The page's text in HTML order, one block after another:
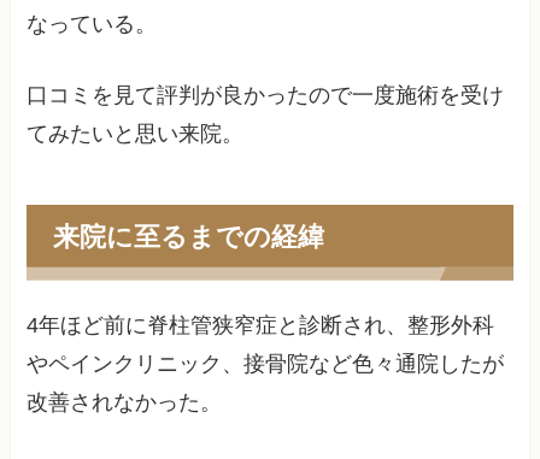
なっている。
口コミを見て評判が良かったので一度施術を受け
てみたいと思い来院。
来院に至るまでの経緯
4年ほど前に脊柱管狭窄症と診断され、整形外科
やペインクリニック、接骨院など色々通院したが
改善されなかった。